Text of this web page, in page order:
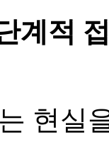
계적
현실